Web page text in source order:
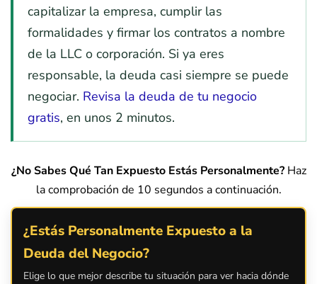
capitalizar la empresa, cumplir las
formalidades y firmar los contratos a nombre
de la LLC o corporación. Si ya eres
responsable, la deuda casi siempre se puede
negociar. Revisa la deuda de tu negocio
gratis, en unos 2 minutos.
¿No Sabes Qué Tan Expuesto Estás Personalmente?Haz
la comprobación de 10 segundos a continuación.
¿Estás Personalmente Expuesto a la
Deuda del Negocio?
Elige lo que mejor describe tu situación para ver hacia dónde